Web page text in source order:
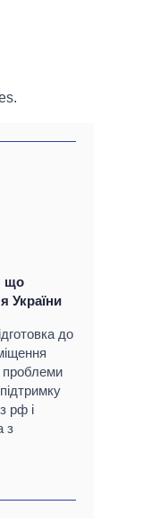
що
України
до
проблеми
рф і
з